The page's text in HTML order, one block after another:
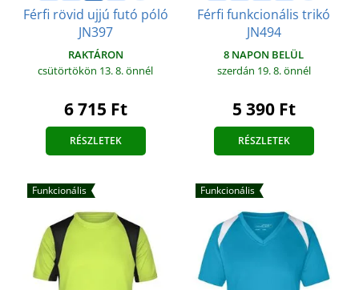
Férfi rövid ujjú futó póló
JN397
RAKTÁRON
csütörtökön 13. 8.önnél
6 715 Ft
RÉSZLETEK
Férfi funkcionális trikó
JN494
8 NAPON BELÜL
szerdán 19. 8.önnél
5 390 Ft
RÉSZLETEK
Funkcionális Funkcionális